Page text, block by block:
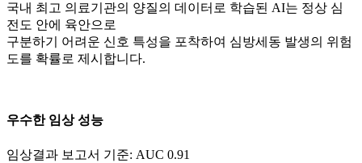
국내 최고 의료기관의 양질의 데이터로 학습된 AI는 정상 심
전도 안에 육안으로
구분하기 어려운 신호 특성을 포착하여 심방세동 발생의 위험
도를 확률로 제시합니다.
우수한 임상 성능
임상결과 보고서 기준: AUC 0.91